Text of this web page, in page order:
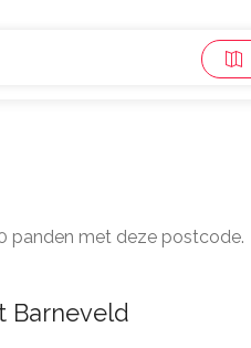
panden met deze postcode.
Barneveld